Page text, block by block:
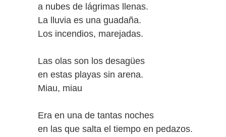
a nubes de lágrimas llenas.
La lluvia es una guadaña.
Los incendios, marejadas.
Las olas son los desagües
en estas playas sin arena.
Miau, miau
Era en una de tantas noches
en las que salta el tiempo en pedazos.